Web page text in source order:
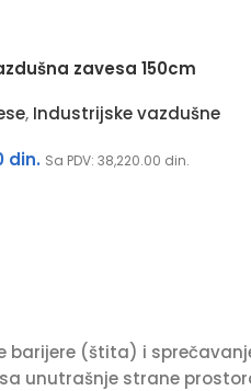
zavesa 150cm
, Industrijske vazdušne
din. Sa PDV: 38,220.00 din.
barijere (štita) i
unutrašnje strane